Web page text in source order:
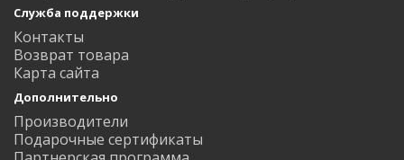
Служба поддержки
Контакты
Возврат товара
Карта сайта
Дополнительно
Производители
Подарочные сертификаты